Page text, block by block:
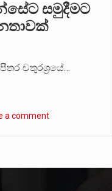
සමුදීමට
චතුරශ්‍රයේ…
a comment